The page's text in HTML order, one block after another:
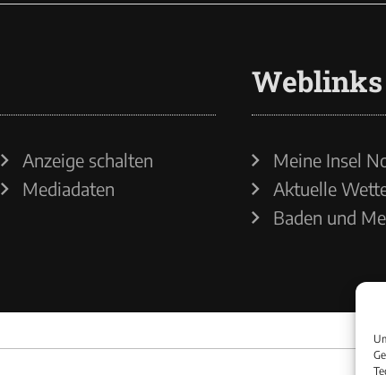
Anzeige schalten
Mediadaten
Weblinks
Meine Insel
Aktuelle
Baden und